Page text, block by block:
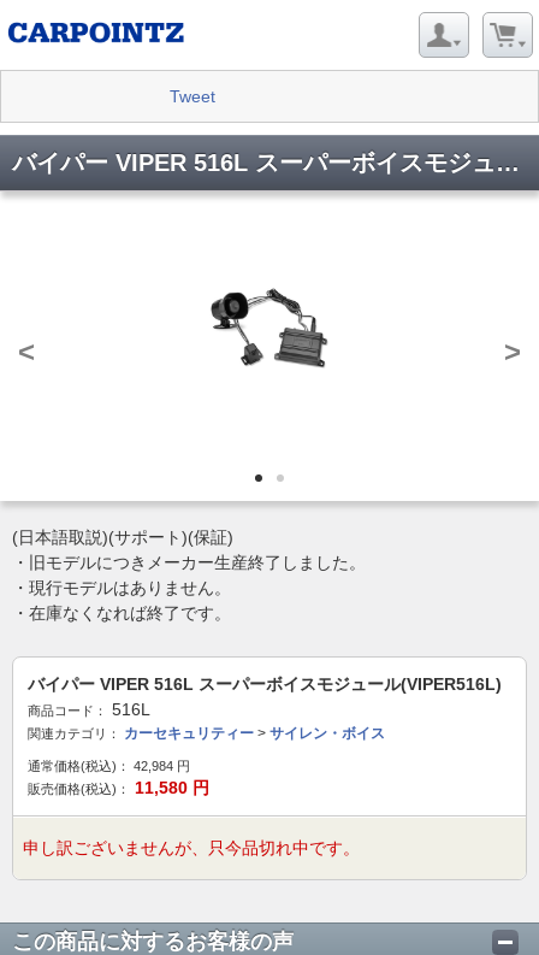
Tweet
バイパー VIPER 516L スーパーボイスモジュール(VIPER516L)
< >
(日本語取説)(サポート)(保証)
・旧モデルにつきメーカー生産終了しました。
・現行モデルはありません。
・在庫なくなれば終了です。
バイパー VIPER 516L スーパーボイスモジュール(VIPER516L)
商品コード： 516L
関連カテゴリ： カーセキュリティー > サイレン・ボイス
通常価格(税込)： 42,984 円
販売価格(税込)：
11,580 円
申し訳ございませんが、只今品切れ中です。
この商品に対するお客様の声